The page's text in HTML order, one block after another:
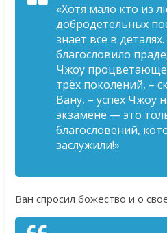
«Хотя мало кто из
добродетельных
знает все в
благословило
Чжоу
трёх поколений, –
Вану, – успех Чжоу
экзамене — это
благословений,
заслужили!»
Ван спросил божество и о